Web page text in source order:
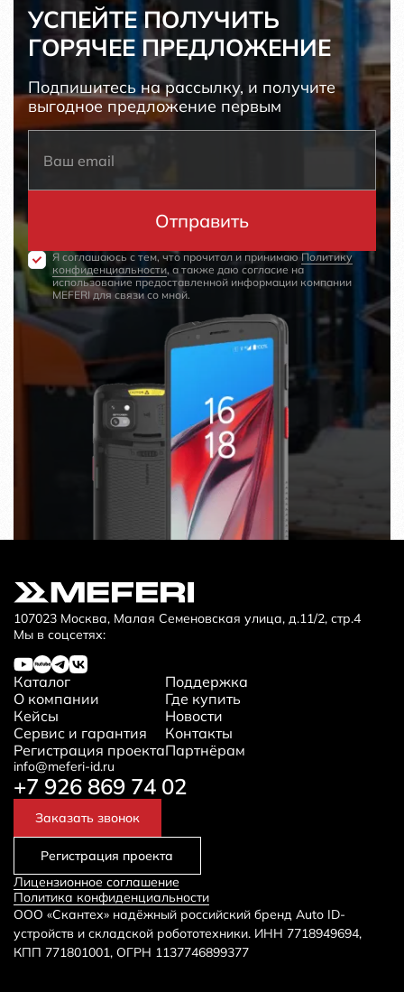
УСПЕЙТЕ ПОЛУЧИТЬ
ГОРЯЧЕЕ ПРЕДЛОЖЕНИЕ
Подпишитесь на рассылку, и получите
выгодное предложение первым
Я соглашаюсь с тем, что прочитал и принимаю Политику
конфиденциальности, а также даю согласие на
использование предоставленной информации компании
MEFERI для связи со мной.
107023 Москва, Малая Семеновская улица, д.11/2, стр.4
Мы в соцсетях:
Каталог
О компании
Кейсы
Сервис и гарантия
Регистрация проекта
Поддержка
Где купить
Новости
Контакты
Партнёрам
info@meferi-id.ru
+7 926 869 74 02
Регистрация проекта
Заказать звонок
ООО «Скантех» надёжный российский бренд Auto ID-
устройств и складской робототехники. ИНН 7718949694,
КПП 771801001, ОГРН 1137746899377
Лицензионное соглашение
Политика конфиденциальности